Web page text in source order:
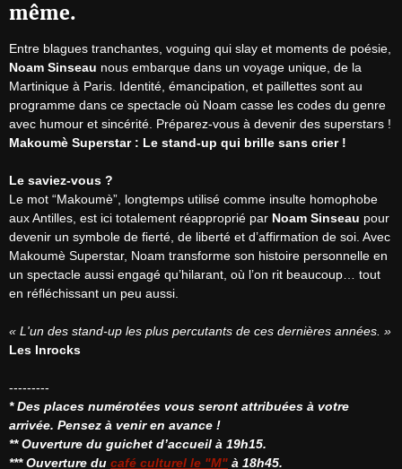
même.
Noam Sinseau nous embarque dans un voyage unique, de la
Martinique à Paris. Identité, émancipation, et paillettes sont au
programme dans ce spectacle où Noam casse les codes du genre
Makoumè Superstar : Le stand-up qui brille sans crier !
Le saviez-vous ?
Le mot “Makoumè”, longtemps utilisé comme insulte homophobe
aux Antilles, est ici totalement réapproprié par Noam Sinseau pour
devenir un symbole de fierté, de liberté et d’affirmation de soi. Avec
Makoumè Superstar, Noam transforme son histoire personnelle en
un spectacle aussi engagé qu’hilarant, où l’on rit beaucoup… tout
en réfléchissant un peu aussi.
« L'un des stand-up les plus percutants de ces dernières années. »
Les Inrocks
* Des places numérotées vous seront attribuées à votre
arrivée. Pensez à venir en avance !
** Ouverture du guichet d’accueil à 19h15.
*** Ouverture du café culturel le "M" à 18h45.